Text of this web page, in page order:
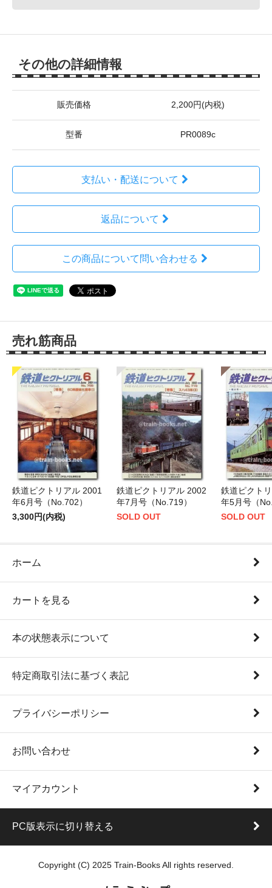
その他の詳細情報
販売価格 2,200円(内税)
型番 PR0089c
支払い・配送について
返品について
この商品について問い合わせる
売れ筋商品
鉄道ピクトリアル 2001
年6月号（No.702）
3,300円(内税)
鉄道ピクトリアル 2002
年7月号（No.719）
SOLD OUT
鉄道ピクト
年5月号（
SOLD OUT
ホーム
カートを見る
本の状態表示について
特定商取引法に基づく表記
プライバシーポリシー
お問い合わせ
マイアカウント
PC版表示に切り替える
Copyright (C) 2025 Train-Books All rights reserved.